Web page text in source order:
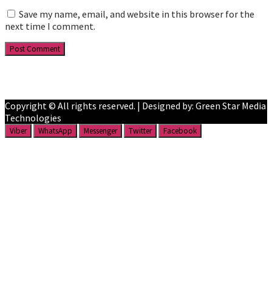
Save my name, email, and website in this browser for the
next time I comment.
Copyright © All rights reserved. | Designed by: Green Star Media
Technologies
Viber WhatsApp Messenger Twitter Facebook